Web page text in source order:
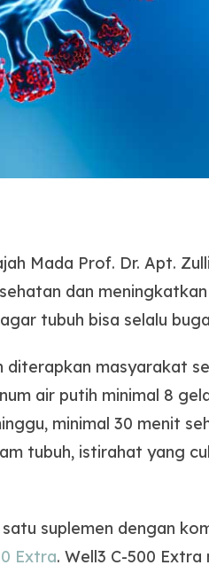
Mada Prof. Dr. Apt.
dan
tubuh bisa selalu
diterapkan masyarakat
air putih minimal 8
minimal 30 menit
tubuh, istirahat yang
suplemen dengan
Extra. Well3 C-500